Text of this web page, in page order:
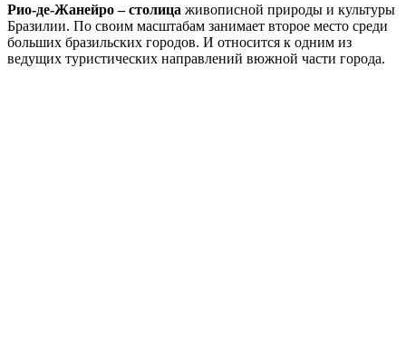
Рио-де-Жанейро – столица живописной природы и культуры
Бразилии. По своим масштабам занимает второе место среди
больших бразильских городов. И относится к одним из
ведущих туристических направлений вюжной части города.